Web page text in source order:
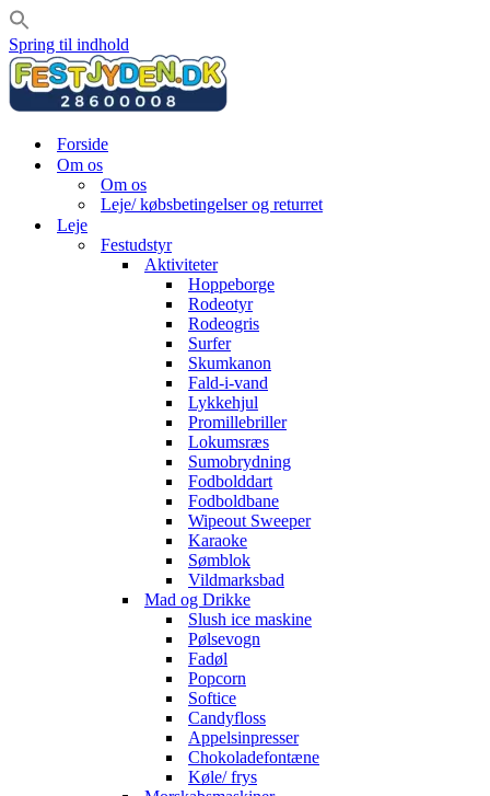
Spring til indhold
Forside
Om os
Om os
Leje/ købsbetingelser og returret
Leje
Festudstyr
Aktiviteter
Hoppeborge
Rodeotyr
Rodeogris
Surfer
Skumkanon
Fald-i-vand
Lykkehjul
Promillebriller
Lokumsræs
Sumobrydning
Fodbolddart
Fodboldbane
Wipeout Sweeper
Karaoke
Sømblok
Vildmarksbad
Mad og Drikke
Slush ice maskine
Pølsevogn
Fadøl
Popcorn
Softice
Candyfloss
Appelsinpresser
Chokoladefontæne
Køle/ frys